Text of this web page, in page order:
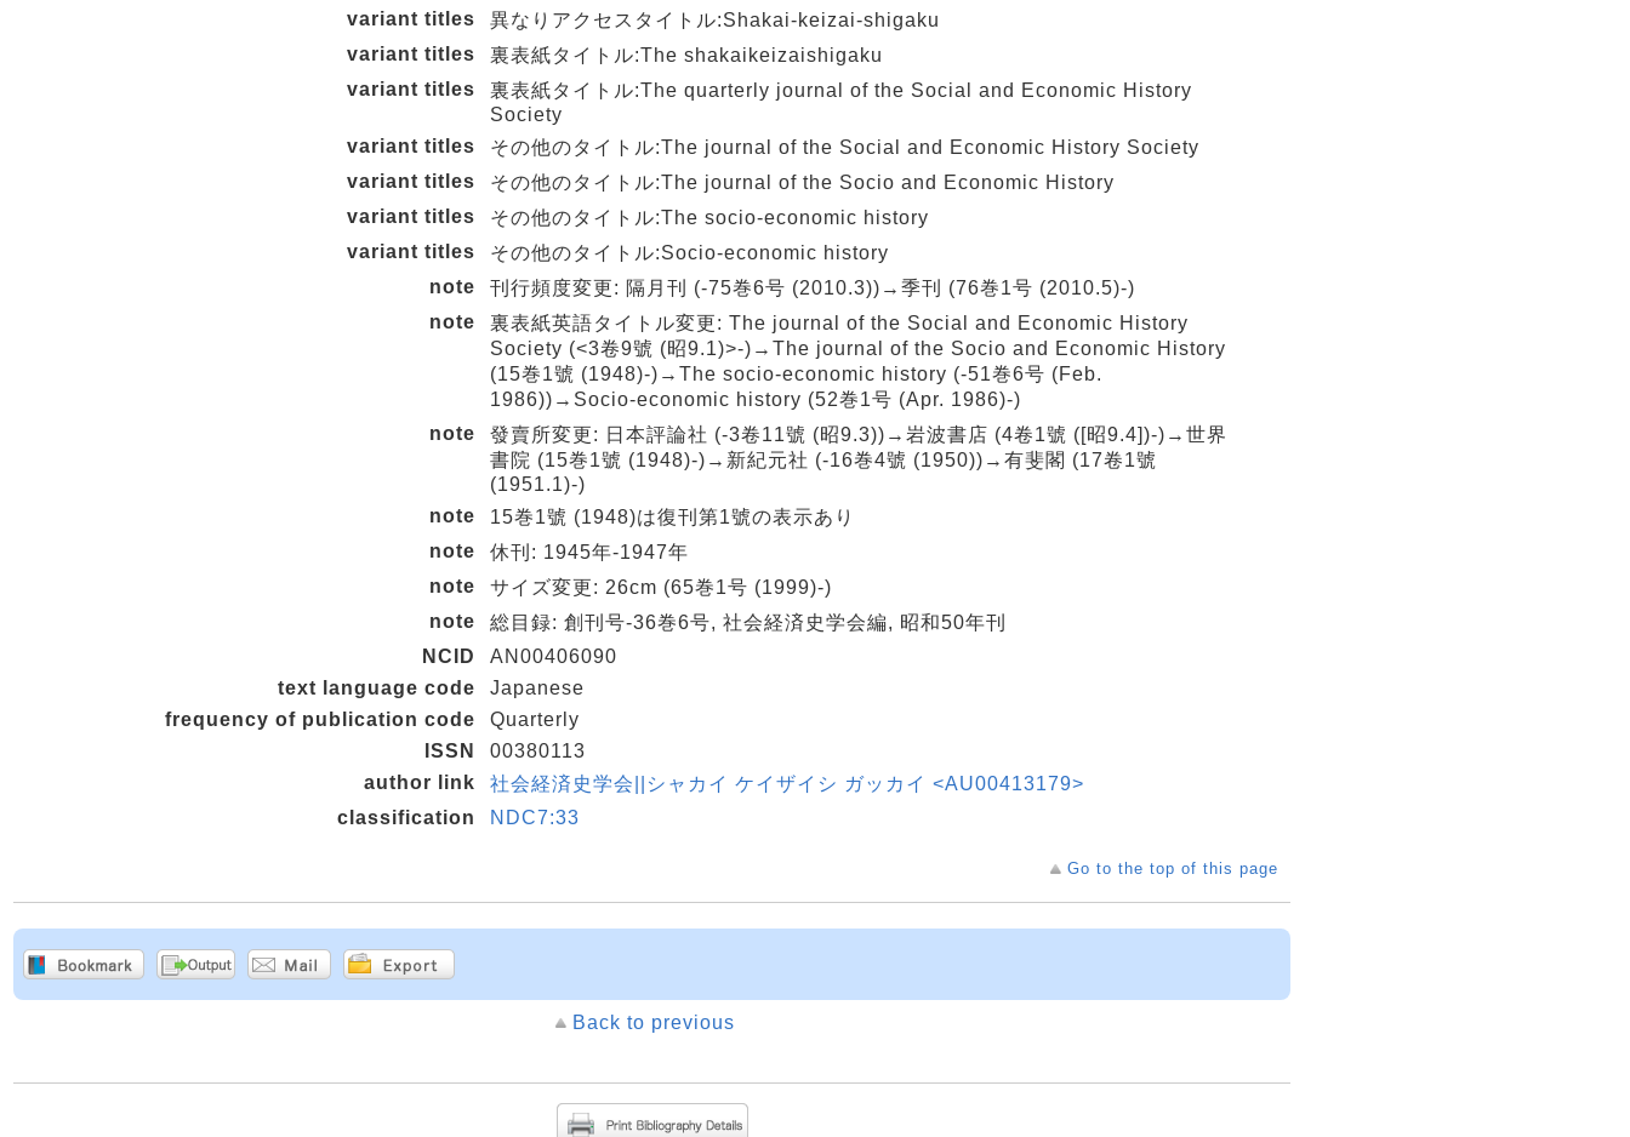
variant titles
異なりアクセスタイトル:Shakai-keizai-shigaku
variant titles
裏表紙タイトル:The shakaikeizaishigaku
variant titles
裏表紙タイトル:The quarterly journal of the Social and Economic History
Society
variant titles
その他のタイトル:The journal of the Social and Economic History Society
variant titles
その他のタイトル:The journal of the Socio and Economic History
variant titles
その他のタイトル:The socio-economic history
variant titles
その他のタイトル:Socio-economic history
note
刊行頻度変更: 隔月刊 (-75巻6号 (2010.3))→季刊 (76巻1号 (2010.5)-)
note
裏表紙英語タイトル変更: The journal of the Social and Economic History
Society (<3卷9號 (昭9.1)>-)→The journal of the Socio and Economic History
(15巻1號 (1948)-)→The socio-economic history (-51巻6号 (Feb.
1986))→Socio-economic history (52巻1号 (Apr. 1986)-)
note
發賣所変更: 日本評論社 (-3卷11號 (昭9.3))→岩波書店 (4卷1號 ([昭9.4])-)→世界
書院 (15巻1號 (1948)-)→新紀元社 (-16巻4號 (1950))→有斐閣 (17卷1號
(1951.1)-)
note
15巻1號 (1948)は復刊第1號の表示あり
note
休刊: 1945年-1947年
note
サイズ変更: 26cm (65巻1号 (1999)-)
note
総目録: 創刊号-36巻6号, 社会経済史学会編, 昭和50年刊
NCID
AN00406090
text language code
Japanese
frequency of publication code
Quarterly
ISSN
00380113
author link
社会経済史学会||シャカイ ケイザイシ ガッカイ <AU00413179>
classification
NDC7:33
Go to the top of this page
Back to previous